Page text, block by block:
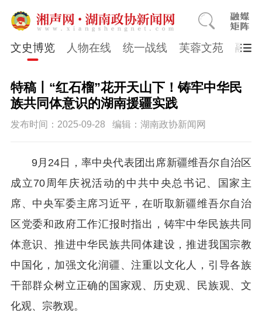
文史博览 人物在线 统一战线 芙蓉文苑 融媒
特稿丨“红石榴”花开天山下！铸牢中华民
族共同体意识的湖南援疆实践
发布时间：2025-09-28 编辑：湖南政协新闻网
9月24日，率中央代表团出席新疆维吾尔自治区
成立70周年庆祝活动的中共中央总书记、国家主
席、中央军委主席习近平，在听取新疆维吾尔自治
区党委和政府工作汇报时指出，铸牢中华民族共同
体意识、推进中华民族共同体建设，推进我国宗教
中国化，加强文化润疆、注重以文化人，引导各族
干部群众树立正确的国家观、历史观、民族观、文
化观、宗教观。